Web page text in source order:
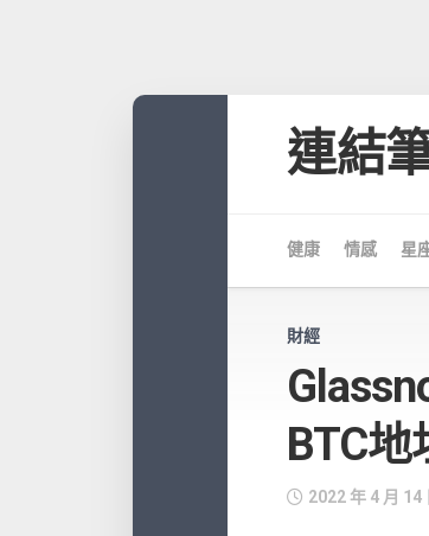
連結
健康 情感 星
財經
BTC
2022 年 4 月 14